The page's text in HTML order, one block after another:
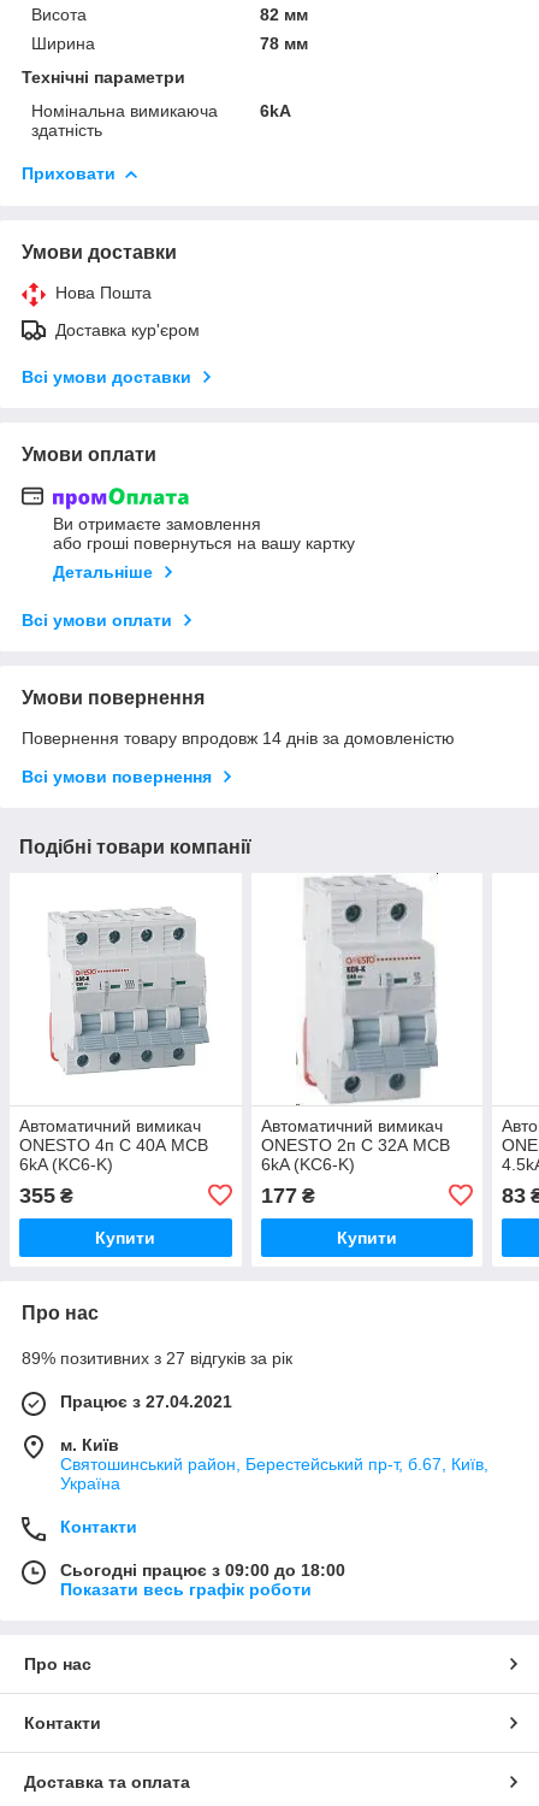
Висота
82 мм
Ширина
78 мм
Технічні параметри
Номінальна вимикаюча
здатність
6kA
Приховати
Умови доставки
Нова Пошта
Доставка кур'єром
Всі умови доставки
Умови оплати
Ви отримаєте замовлення
або гроші повернуться на вашу картку
Детальніше
Всі умови оплати
Умови повернення
Повернення товару впродовж 14 днів за домовленістю
Всі умови повернення
Подібні товари компанії
Автоматичний вимикач
ONESTO 4п С 40А MCB
6kA (KC6-K)
355 ₴
Купити
Автоматичний вимикач
ONESTO 2п С 32А MCB
6kA (KC6-K)
177₴
Купити
83
Про нас
89% позитивних з 27 відгуків за рік
Працює з 27.04.2021
м. Київ
Святошинський район, Берестейський пр-т, б.67, Київ,
Україна
Контакти
Сьогодні працює з 09:00 до 18:00
Показати весь графік роботи
Про нас
Контакти
Доставка та оплата